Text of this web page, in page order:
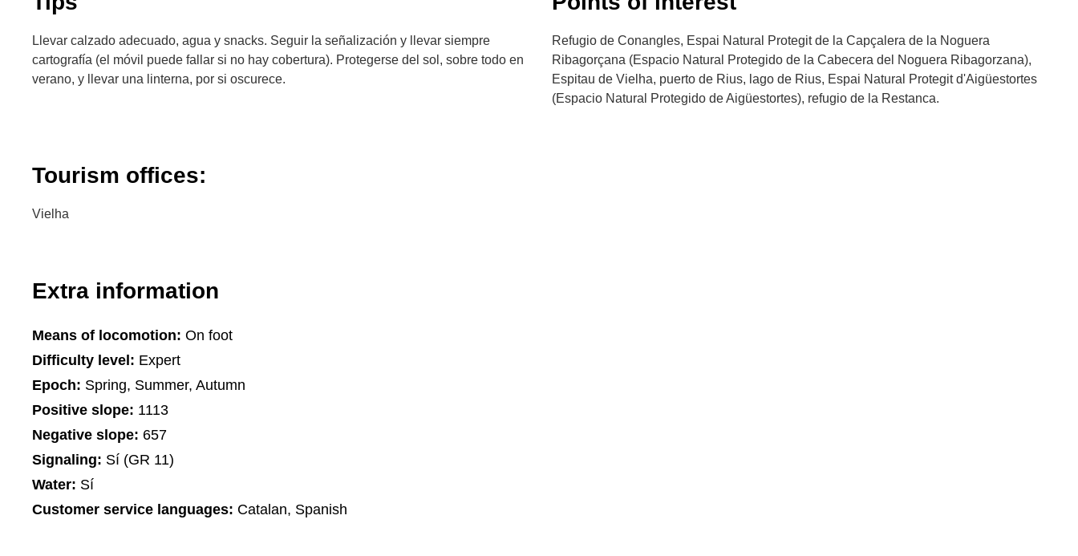
Llevar calzado adecuado, agua y snacks. Seguir la señalización y llevar siempre
cartografía (el móvil puede fallar si no hay cobertura). Protegerse del sol, sobre todo en
verano, y llevar una linterna, por si oscurece.
Refugio de Conangles, Espai Natural Protegit de la Capçalera de la Noguera
Ribagorçana (Espacio Natural Protegido de la Cabecera del Noguera Ribagorzana),
Espitau de Vielha, puerto de Rius, lago de Rius, Espai Natural Protegit d'Aigüestortes
(Espacio Natural Protegido de Aigüestortes), refugio de la Restanca.
Tourism offices:
Vielha
Extra information
Means of locomotion: On foot
Difficulty level: Expert
Epoch: Spring, Summer, Autumn
Positive slope: 1113
Negative slope: 657
Signaling: Sí (GR 11)
Water: Sí
Customer service languages: Catalan, Spanish